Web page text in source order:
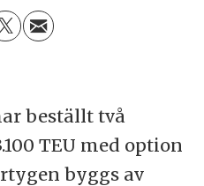
beställt två
TEU med option
byggs av